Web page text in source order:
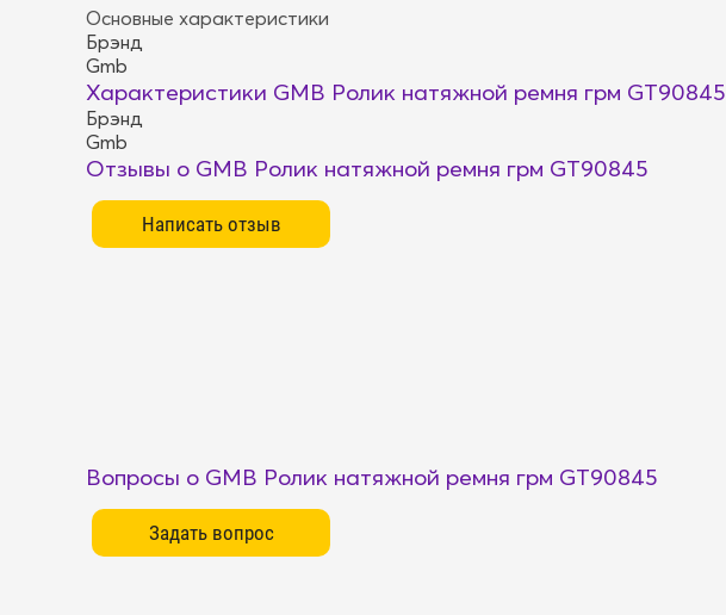
Основные характеристики
Брэнд
Gmb
Характеристики GMB Ролик натяжной ремня грм GT90845
Брэнд
Gmb
Отзывы о GMB Ролик натяжной ремня грм GT90845
Вопросы о GMB Ролик натяжной ремня грм GT90845